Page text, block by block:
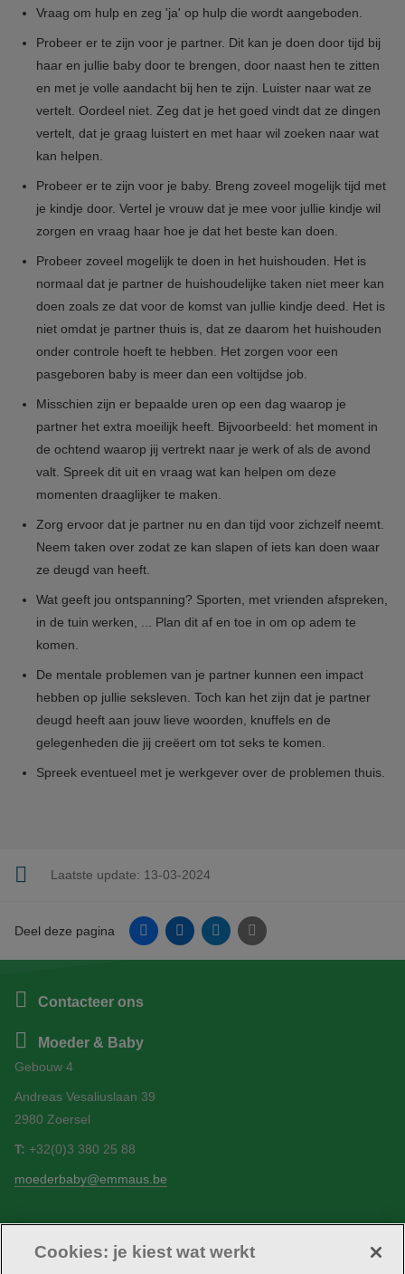
Vraag om hulp en zeg 'ja' op hulp die wordt aangeboden.
Probeer er te zijn voor je partner. Dit kan je doen door tijd bij
haar en jullie baby door te brengen, door naast hen te zitten
en met je volle aandacht bij hen te zijn. Luister naar wat ze
vertelt. Oordeel niet. Zeg dat je het goed vindt dat ze dingen
vertelt, dat je graag luistert en met haar wil zoeken naar wat
kan helpen.
Probeer er te zijn voor je baby. Breng zoveel mogelijk tijd met
je kindje door. Vertel je vrouw dat je mee voor jullie kindje wil
zorgen en vraag haar hoe je dat het beste kan doen.
Probeer zoveel mogelijk te doen in het huishouden. Het is
normaal dat je partner de huishoudelijke taken niet meer kan
doen zoals ze dat voor de komst van jullie kindje deed. Het is
niet omdat je partner thuis is, dat ze daarom het huishouden
onder controle hoeft te hebben. Het zorgen voor een
pasgeboren baby is meer dan een voltijdse job.
Misschien zijn er bepaalde uren op een dag waarop je
partner het extra moeilijk heeft. Bijvoorbeeld: het moment in
de ochtend waarop jij vertrekt naar je werk of als de avond
valt. Spreek dit uit en vraag wat kan helpen om deze
momenten draaglijker te maken.
Zorg ervoor dat je partner nu en dan tijd voor zichzelf neemt.
Neem taken over zodat ze kan slapen of iets kan doen waar
ze deugd van heeft.
Wat geeft jou ontspanning? Sporten, met vrienden afspreken,
in de tuin werken, ... Plan dit af en toe in om op adem te
komen.
De mentale problemen van je partner kunnen een impact
hebben op jullie seksleven. Toch kan het zijn dat je partner
deugd heeft aan jouw lieve woorden, knuffels en de
gelegenheden die jij creëert om tot seks te komen.
Spreek eventueel met je werkgever over de problemen thuis.
Laatste update: 13-03-2024
Deel deze pagina FacebookLinkedinTwitter E-mail
Contacteer ons
Moeder & Baby
Gebouw 4
Andreas Vesaliuslaan 39
2980 Zoersel
T: +32(0)3 380 25 88
moederbaby@emmaus.be
Volg ons Facebook
Cookies: je kiest wat werkt